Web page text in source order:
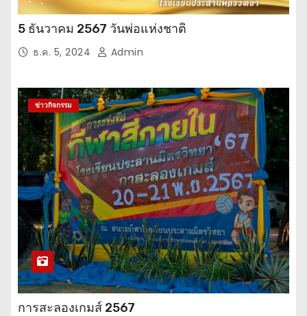
5 ธันวาคม 2567 วันพ่อแห่งชาติ
ธ.ค. 5, 2024 Admin
ข่าวกิจกรรม
การสะลองเกมส์ 2567